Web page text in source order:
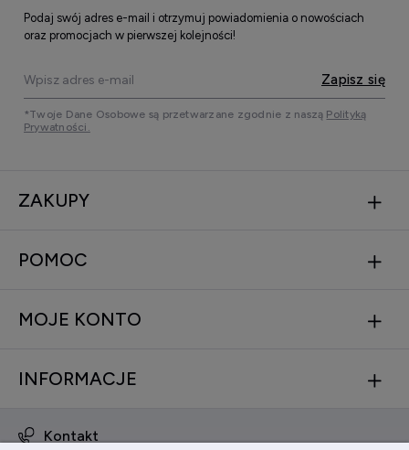
Podaj swój adres e-mail i otrzymuj powiadomienia o nowościach
oraz promocjach w pierwszej kolejności!
Zapisz się
*Twoje Dane Osobowe są przetwarzane zgodnie z naszą Polityką
Prywatności.
ZAKUPY
POMOC
MOJE KONTO
INFORMACJE
Kontakt